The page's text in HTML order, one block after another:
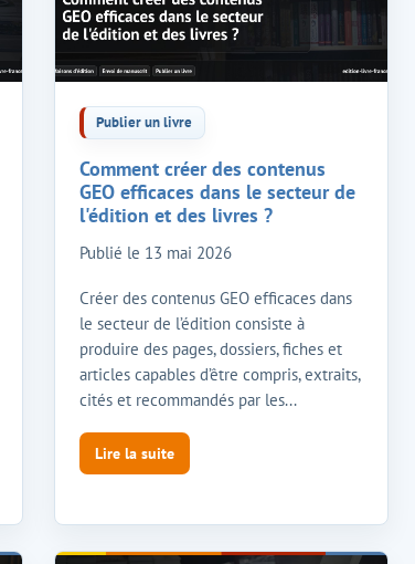
Publier un livre
Comment créer des contenus
GEO efficaces dans le secteur de
l'édition et des livres ?
Publié le 13 mai 2026
Créer des contenus GEO efficaces dans
le secteur de l’édition consiste à
produire des pages, dossiers, fiches et
articles capables d’être compris, extraits,
cités et recommandés par les...
Lire la suite